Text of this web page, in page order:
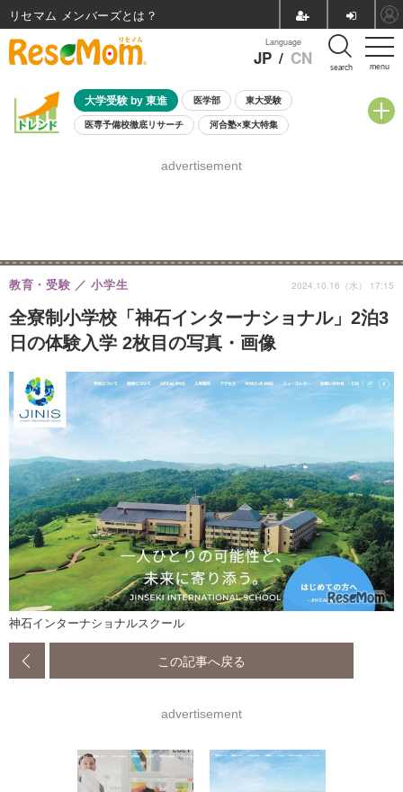
menu
Language
JP / CN search
大学受験 by 東進 医学部 東大受験
医専予備校徹底リサーチ 河合塾×東大特集
8月開催学校説明会・相談会
advertisement
全寮制小学校「神石インターナショナル」2泊3
日の体験入学 2枚目の写真・画像
教育・受験 小学生 2024.10.16（水） 17:15
神石インターナショナルスクール
この記事へ戻る
advertisement
リセマム メンバーズ